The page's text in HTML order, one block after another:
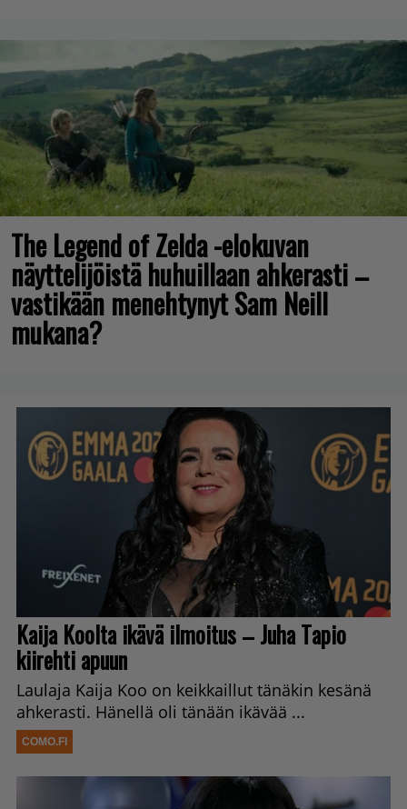
The Legend of Zelda -elokuvan
näyttelijöistä huhuillaan ahkerasti –
vastikään menehtynyt Sam Neill
mukana?